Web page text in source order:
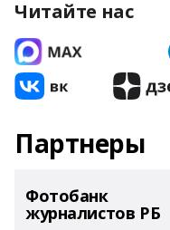
Читайте нас
Партнеры
Фотобанк
журналистов РБ